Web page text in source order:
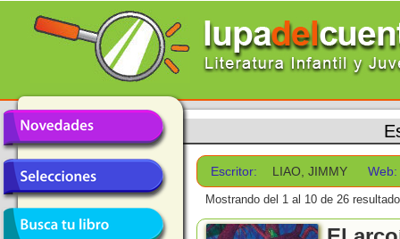
Escritor: LIAO, JIMMY Web:
Mostrando del 1 al 10 de 26